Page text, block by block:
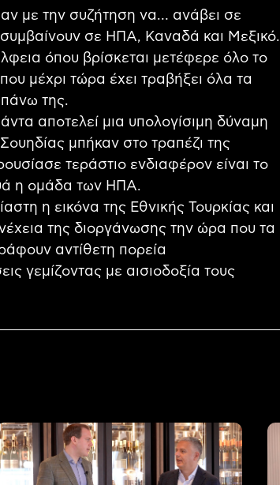
με την συζήτηση να… ανάβει σε
σε ΗΠΑ, Καναδά και Μεξικό.
όπου βρίσκεται μετέφερε όλο το
μέχρι τώρα έχει τραβήξει όλα τα
της.
αποτελεί μια υπολογίσιμη δύναμη
μπήκαν στο τραπέζι της
τεράστιο ενδιαφέρον είναι το
η ομάδα των ΗΠΑ.
η εικόνα της Εθνικής Τουρκίας και
της διοργάνωσης την ώρα που τα
αντίθετη πορεία
γεμίζοντας με αισιοδοξία τους